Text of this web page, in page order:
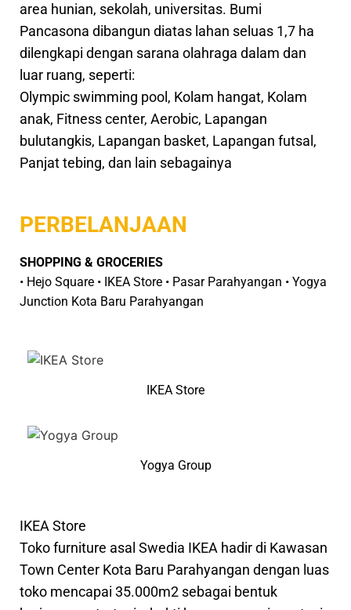
area hunian, sekolah, universitas. Bumi
Pancasona dibangun diatas lahan seluas 1,7 ha
dilengkapi dengan sarana olahraga dalam dan
luar ruang, seperti:
Olympic swimming pool, Kolam hangat, Kolam
anak, Fitness center, Aerobic, Lapangan
bulutangkis, Lapangan basket, Lapangan futsal,
Panjat tebing, dan lain sebagainya
PERBELANJAAN
SHOPPING & GROCERIES
• Hejo Square • IKEA Store • Pasar Parahyangan • Yogya
Junction Kota Baru Parahyangan
IKEA Store
Yogya Group
IKEA Store
Toko furniture asal Swedia IKEA hadir di Kawasan
Town Center Kota Baru Parahyangan dengan luas
toko mencapai 35.000m2 sebagai bentuk